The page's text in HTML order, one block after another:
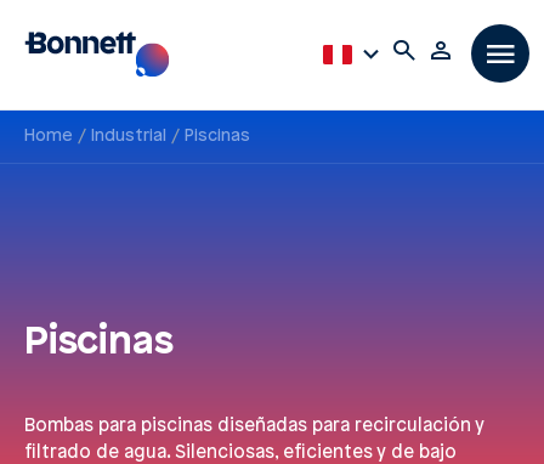
Home Industrial Piscinas
Piscinas
Bombas para piscinas diseñadas para recirculación y
filtrado de agua. Silenciosas, eficientes y de bajo